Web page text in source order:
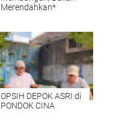
Merendahkan*
OPSIH DEPOK ASRI di
PONDOK CINA